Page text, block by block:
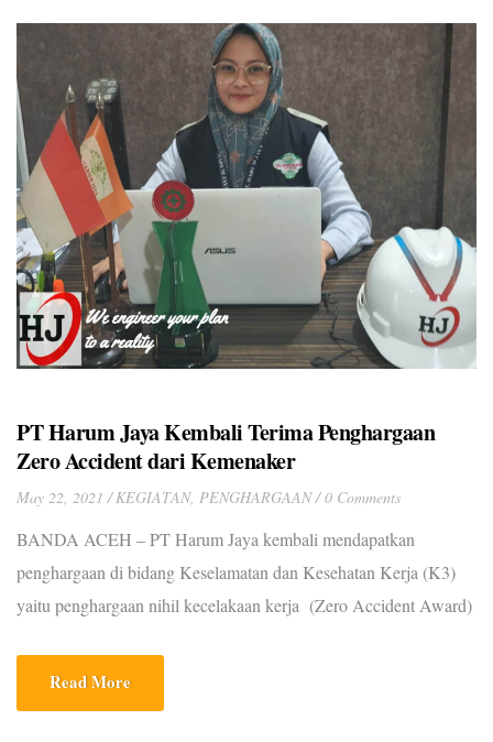
PT Harum Jaya Kembali Terima Penghargaan
Zero Accident dari Kemenaker
May 22, 2021 KEGIATAN, PENGHARGAAN 0 Comments
BANDA ACEH – PT Harum Jaya kembali mendapatkan
penghargaan di bidang Keselamatan dan Kesehatan Kerja (K3)
yaitu penghargaan nihil kecelakaan kerja (Zero Accident Award)
K3 Nasional tahun 2021 ini dilaksanakan secara virtual (Daring)
di Ruang Birawa, Hotel Bidakara, Jakarta Selatan, belum lama
Read More